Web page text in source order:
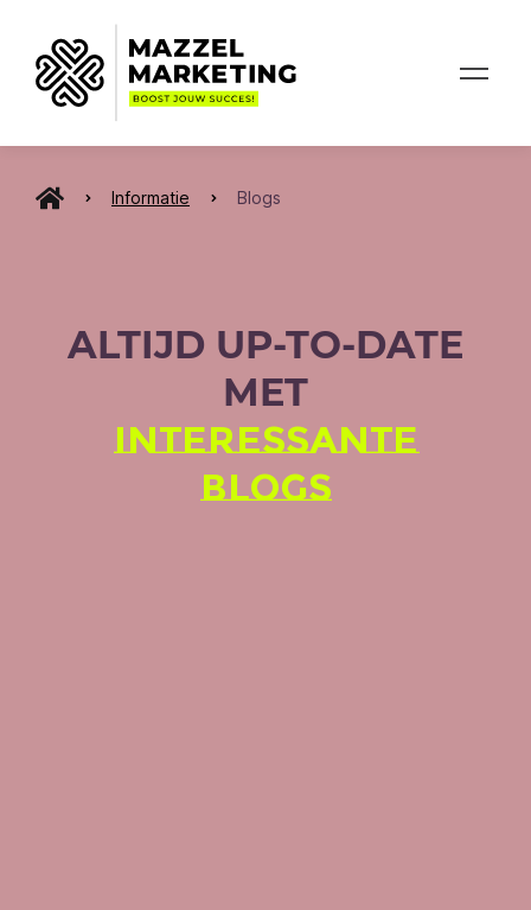
Informatie Blogs
ALTIJD UP-TO-DATE
MET
INTERESSANTE
BLOGS